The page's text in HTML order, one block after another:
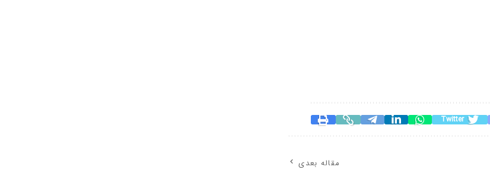
Twitter
مقاله بعدی